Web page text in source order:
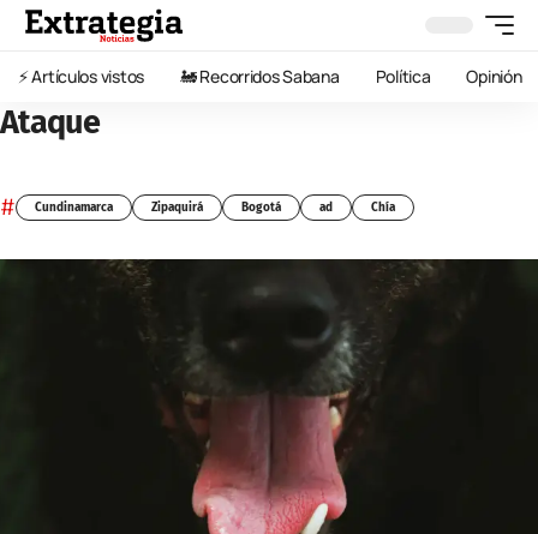
⚡️ Artículos vistos 🚂 Recorridos Sabana Política Opinión
Ataque
# Cundinamarca Zipaquirá Bogotá ad Chía